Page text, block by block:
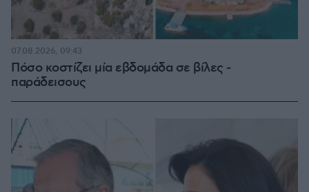
Πόσο κοστίζει μία εβδομάδα σε βίλες -
παράδεισους
07.08.2026, 09:43